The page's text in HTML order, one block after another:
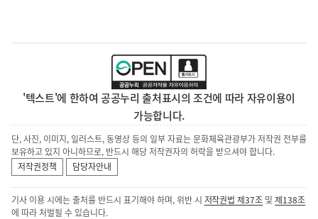
'텍스트'에 한하여 공공누리 출처표시의 조건에 따라 자유이용이
가능합니다.
단, 사진, 이미지, 일러스트, 동영상 등의 일부 자료는 문화체육관광부가 저작권 전부를
보유하고 있지 아니하므로, 반드시 해당 저작권자의 허락을 받으셔야 합니다.
저작권정책
담당자안내
기사 이용 시에는 출처를 반드시 표기해야 하며, 위반 시 저작권법 제37조 및제138조
에 따라 처벌될 수 있습니다.